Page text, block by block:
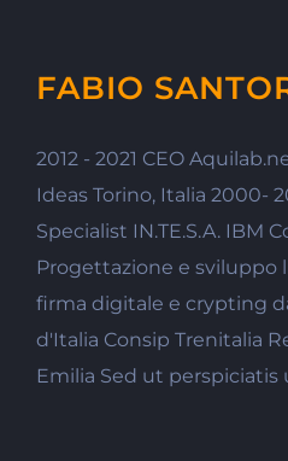
FABIO
2012 - 2021 CEO
Ideas Torino, Italia 2000-
Specialist IN.TE.S.A. IBM
Progettazione e sviluppo
firma digitale e crypting
d'Italia Consip Trenitalia
Emilia Sed ut